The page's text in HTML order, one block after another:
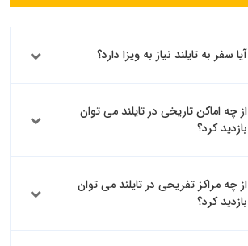
آیا سفر به تایلند نیاز به ویزا دارد؟
از چه اماکن تاریخی در تایلند می توان
بازدید کرد؟
از چه مراکز تفریحی در تایلند می توان
بازدید کرد؟